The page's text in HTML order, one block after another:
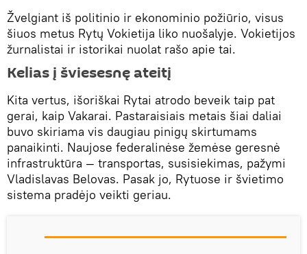
Žvelgiant iš politinio ir ekonominio požiūrio, visus
šiuos metus Rytų Vokietija liko nuošalyje. Vokietijos
žurnalistai ir istorikai nuolat rašo apie tai.
Kelias į šviesesnę ateitį
Kita vertus, išoriškai Rytai atrodo beveik taip pat
gerai, kaip Vakarai. Pastaraisiais metais šiai daliai
buvo skiriama vis daugiau pinigų skirtumams
panaikinti. Naujose federalinėse žemėse geresnė
infrastruktūra — transportas, susisiekimas, pažymi
Vladislavas Belovas. Pasak jo, Rytuose ir švietimo
sistema pradėjo veikti geriau.